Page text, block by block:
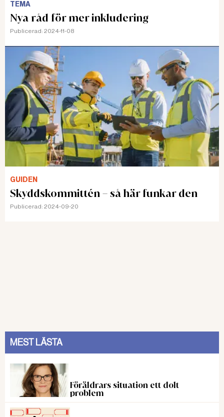
TEMA
Nya råd för mer inkludering
Publicerad: 2024-11-08
GUIDEN
Skyddskommittén – så här funkar den
Publicerad: 2024-09-20
MEST LÄSTA
Föräldrars situation ett dolt
problem